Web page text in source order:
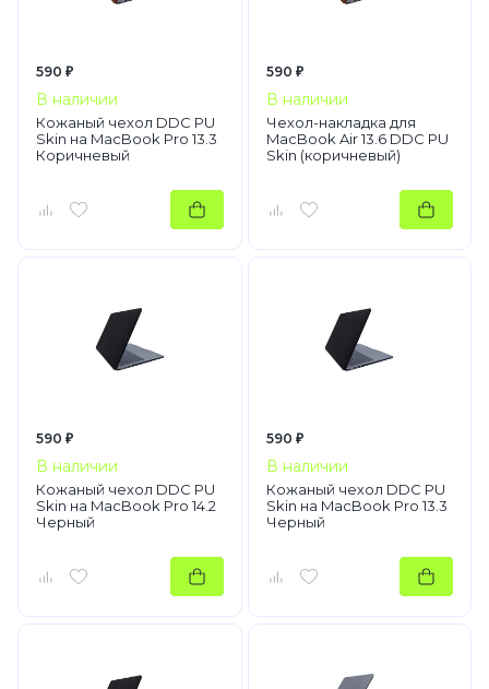
590 ₽
В наличии
Кожаный чехол DDC PU
Skin на MacBook Pro 13.3
Коричневый
590 ₽
В наличии
Чехол-накладка для
MacBook Air 13.6 DDC PU
Skin (коричневый)
590 ₽
В наличии
Кожаный чехол DDC PU
Skin на MacBook Pro 14.2
Черный
590 ₽
В наличии
Кожаный чехол DDC PU
Skin на MacBook Pro 13.3
Черный